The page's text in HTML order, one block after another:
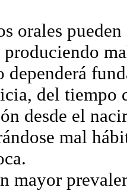
orales
del
desde el
mal
mayor